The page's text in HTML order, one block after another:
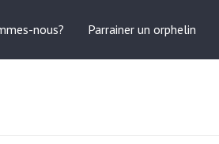
avec le peuple
nous? Parrainer un orphelin